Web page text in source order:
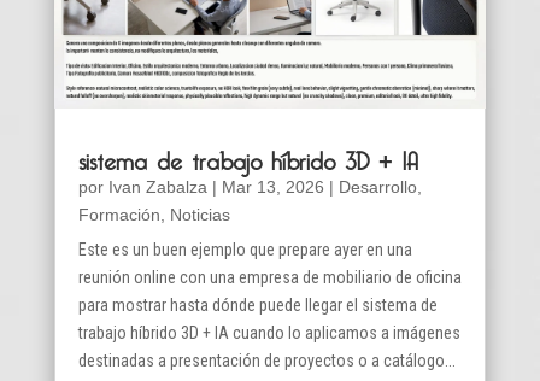
sistema de trabajo híbrido 3D + IA
por Ivan Zabalza| Mar 13, 2026 | Desarrollo,
Formación, Noticias
Este es un buen ejemplo que prepare ayer en una
reunión online con una empresa de mobiliario de oficina
para mostrar hasta dónde puede llegar el sistema de
trabajo híbrido 3D + IA cuando lo aplicamos a imágenes
destinadas a presentación de proyectos o a catálogo...